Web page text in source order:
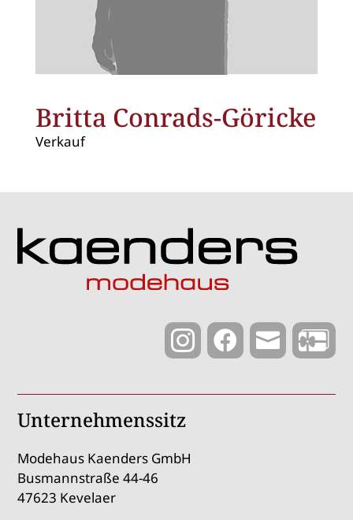
Britta Conrads-Göricke
Verkauf



Unternehmenssitz
Modehaus Kaenders GmbH
Busmannstraße 44-46
47623 Kevelaer